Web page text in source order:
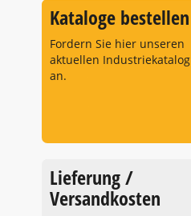
Kataloge bestellen
Fordern Sie hier unseren
aktuellen Industriekatalog
an.
Lieferung /
Versandkosten